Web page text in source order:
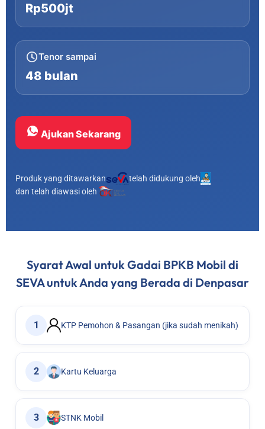
Rp500jt
Tenor sampai
48 bulan
Ajukan Sekarang
Produk yang ditawarkan
telah didukung oleh
dan telah diawasi oleh
Syarat Awal untuk Gadai BPKB Mobil di
SEVA untuk Anda yang Berada di Denpasar
1 KTP Pemohon & Pasangan (jika sudah menikah)
2 Kartu Keluarga
3 STNK Mobil